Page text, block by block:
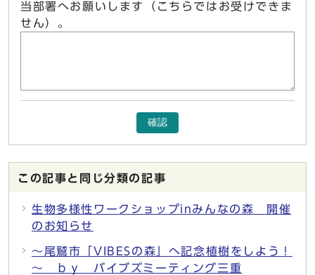
当部署へお願いします（こちらではお受けできま
せん）。
確認
この記事と同じ分類の記事
生物多様性ワークショップinみんなの森 開催
のお知らせ
～尾鷲市「VIBESの森」へ記念植樹をしよう！
～ ｂｙ バイブズミーティング三重